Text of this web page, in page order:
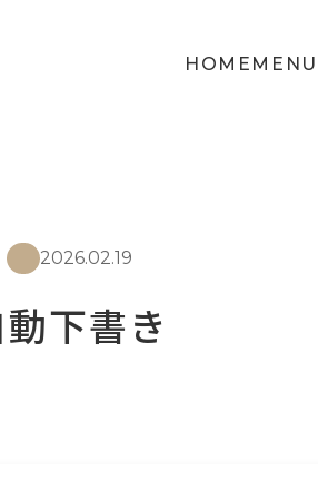
HOME MENU
2026.02.19
動下書き